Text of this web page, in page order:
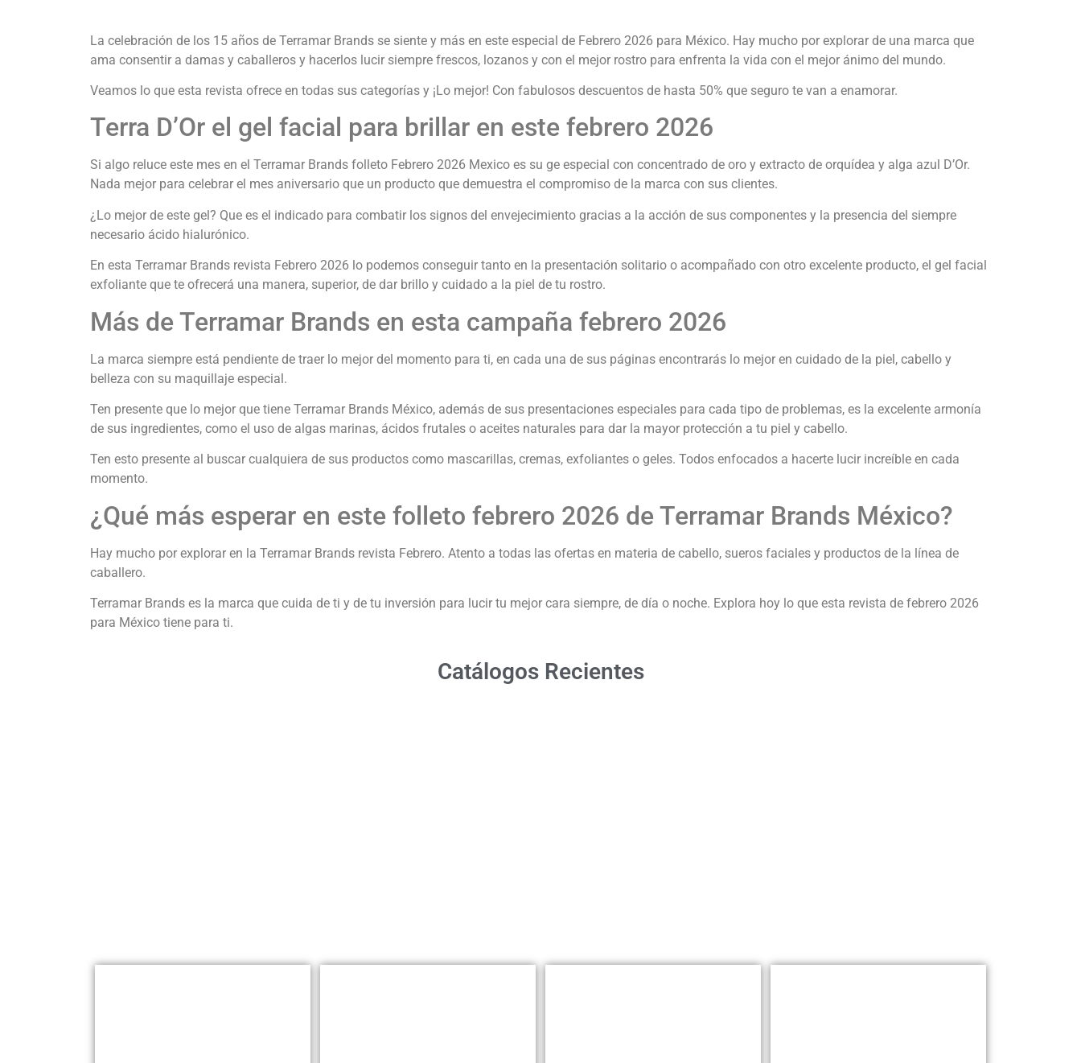
La celebración de los 15 años de Terramar Brands se siente y más en este especial de Febrero 2026 para México. Hay mucho por explorar de una marca que
ama consentir a damas y caballeros y hacerlos lucir siempre frescos, lozanos y con el mejor rostro para enfrenta la vida con el mejor ánimo del mundo.
Veamos lo que esta revista ofrece en todas sus categorías y ¡Lo mejor! Con fabulosos descuentos de hasta 50% que seguro te van a enamorar.
Terra D’Or el gel facial para brillar en este febrero 2026
Si algo reluce este mes en el Terramar Brands folleto Febrero 2026 Mexico es su ge especial con concentrado de oro y extracto de orquídea y alga azul D’Or.
Nada mejor para celebrar el mes aniversario que un producto que demuestra el compromiso de la marca con sus clientes.
¿Lo mejor de este gel? Que es el indicado para combatir los signos del envejecimiento gracias a la acción de sus componentes y la presencia del siempre
necesario ácido hialurónico.
En esta Terramar Brands revista Febrero 2026 lo podemos conseguir tanto en la presentación solitario o acompañado con otro excelente producto, el gel facial
exfoliante que te ofrecerá una manera, superior, de dar brillo y cuidado a la piel de tu rostro.
Más de Terramar Brands en esta campaña febrero 2026
La marca siempre está pendiente de traer lo mejor del momento para ti, en cada una de sus páginas encontrarás lo mejor en cuidado de la piel, cabello y
belleza con su maquillaje especial.
Ten presente que lo mejor que tiene Terramar Brands México, además de sus presentaciones especiales para cada tipo de problemas, es la excelente armonía
de sus ingredientes, como el uso de algas marinas, ácidos frutales o aceites naturales para dar la mayor protección a tu piel y cabello.
Ten esto presente al buscar cualquiera de sus productos como mascarillas, cremas, exfoliantes o geles. Todos enfocados a hacerte lucir increíble en cada
momento.
¿Qué más esperar en este folleto febrero 2026 de Terramar Brands México?
Hay mucho por explorar en la Terramar Brands revista Febrero. Atento a todas las ofertas en materia de cabello, sueros faciales y productos de la línea de
caballero.
Terramar Brands es la marca que cuida de ti y de tu inversión para lucir tu mejor cara siempre, de día o noche. Explora hoy lo que esta revista de febrero 2026
para México tiene para ti.
Catálogos Recientes